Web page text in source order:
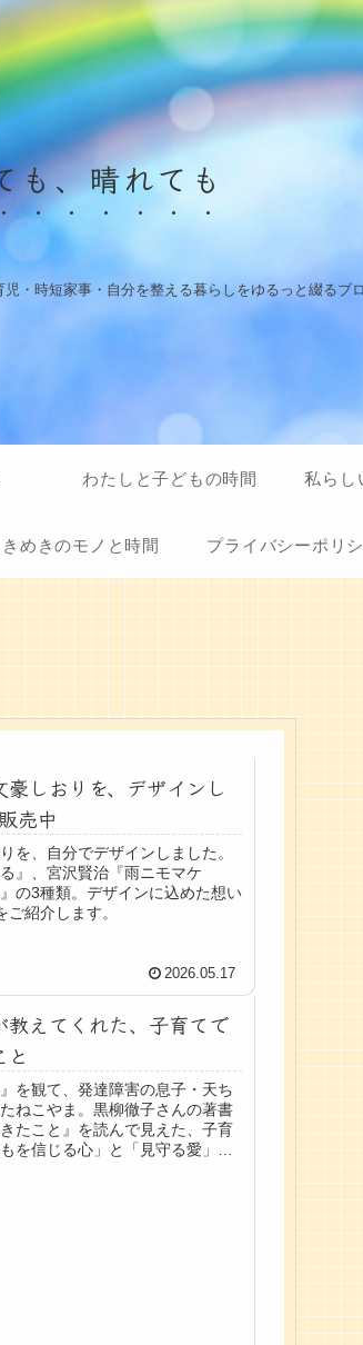
も、晴れても
・時短家事・自分を整える暮らしをゆるっと綴るブ
わたしと子どもの時間 私らし
きめきのモノと時間 プライバシーポリ
しおりを、デザインし
売中
を、自分でデザインしました。
』、宮沢賢治『雨ニモマケ
の3種類。デザインに込めた想い
紹介します。
2026.05.17
教えてくれた、子育てで
を観て、発達障害の息子・天ち
ねこやま。黒柳徹子さんの著書
たこと』を読んで見えた、子育
を信じる心」と「見守る愛」に